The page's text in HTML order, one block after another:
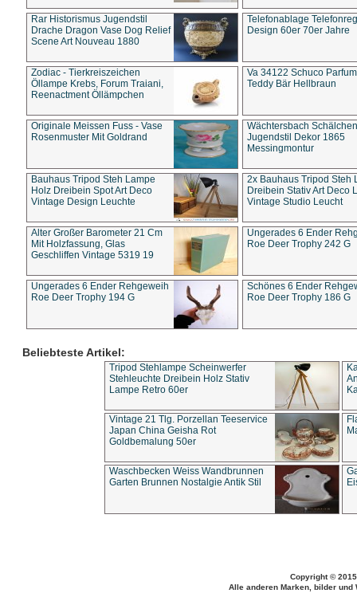
Rar Historismus Jugendstil
Drache Dragon Vase Dog Relief
Scene Art Nouveau 1880
Telefonablage
Design 60er 70er Jahre
Zodiac - Tierkreiszeichen
Öllampe Krebs, Forum Traiani,
Reenactment Öllämpchen
Va 34122 Schuco
Teddy Bär Hellbraun
Originale Meissen Fuss - Vase
Rosenmuster Mit Goldrand
Wächtersbach Schälchen
Jugendstil Dekor 1865
Messingmontur
Bauhaus Tripod Steh Lampe
Holz Dreibein Spot Art Deco
Vintage Design Leuchte
2x Bauhaus Tripod Steh
Dreibein Stativ Art Deco
Vintage Studio Leucht
Alter Großer Barometer 21 Cm
Mit Holzfassung, Glas
Geschliffen Vintage 5319 19
Ungerades 6 Ender
Roe Deer Trophy 242 G
Ungerades 6 Ender Rehgeweih
Roe Deer Trophy 194 G
Schönes 6 Ender
Roe Deer Trophy 186 G
Beliebteste Artikel:
Tripod Stehlampe Scheinwerfer
Stehleuchte Dreibein Holz Stativ
Lampe Retro 60er
Vintage 21 Tlg. Porzellan Teeservice
Japan China Geisha Rot
Goldbemalung 50er
Waschbecken Weiss Wandbrunnen
Garten Brunnen Nostalgie Antik Stil
Copyright ©
Alle anderen Marken, bilder und